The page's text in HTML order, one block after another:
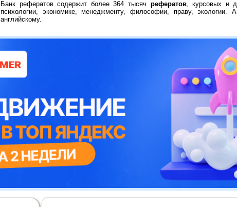
Банк рефератов содержит более 364 тысяч рефератов, курсовых и
психологии, экономике, менеджменту, философии, праву, экологии.
английскому.